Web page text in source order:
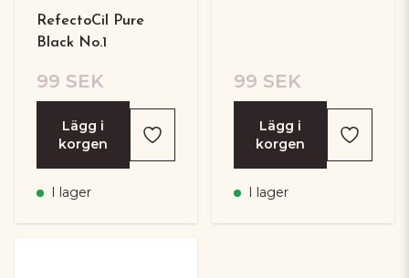
RefectoCil Pure
Black No.1
99 SEK
Lägg i
korgen
I lager
99 SEK
Lägg i
korgen
I lager